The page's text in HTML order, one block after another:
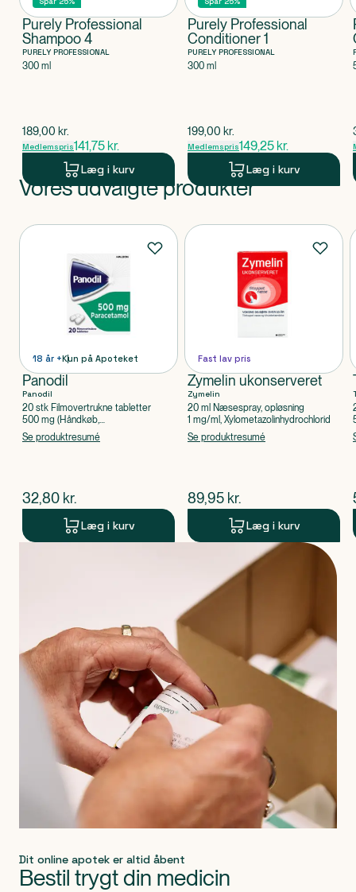
Purely Professional
Shampoo 4
PURELY PROFESSIONAL
300 ml
$gammel pris
189,00 kr.
Medlemspris141,75 kr.
Læg i kurv
Purely Professional
Conditioner 1
PURELY PROFESSIONAL
300 ml
$gammel pris
199,00 kr.
Medlemspris149,25 kr.
Læg i kurv
Produkt 1 af 0
Vores udvalgte produkter
Produkter
18 år +Kun på Apoteket
Panodil
Panodil
20 stk Filmovertrukne tabletter
500 mg (Håndkøb,
apoteksforbeholdt), Paracetamol
Se produktresumé
$nuværende pris
32,80 kr.
Læg i kurv
Fast lav pris
Zymelin ukonserveret
Zymelin
20 ml Næsespray, opløsning
1 mg/ml, Xylometazolinhydrochlorid
Se produktresumé
$nuværende pris
89,95 kr.
Læg i kurv
Dit online apotek er altid åbent
Bestil trygt din medicin